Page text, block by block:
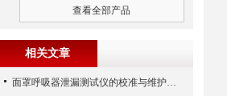
查看全部产品
相关文章
面罩呼吸器泄漏测试仪的校准与维护技巧